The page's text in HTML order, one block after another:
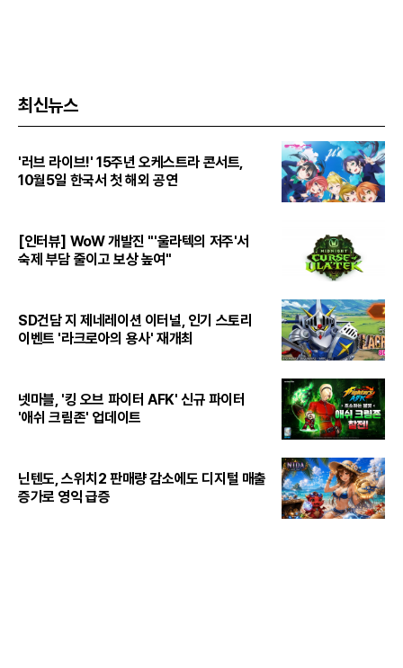
최신뉴스
'러브 라이브!' 15주년 오케스트라 콘서트,
10월5일 한국서 첫 해외 공연
[인터뷰] WoW 개발진 "'울라텍의 저주'서
숙제 부담 줄이고 보상 높여"
SD건담 지 제네레이션 이터널, 인기 스토리
이벤트 '라크로아의 용사' 재개최
넷마블, '킹 오브 파이터 AFK' 신규 파이터
'애쉬 크림존' 업데이트
닌텐도, 스위치2 판매량 감소에도 디지털 매출
증가로 영익 급증